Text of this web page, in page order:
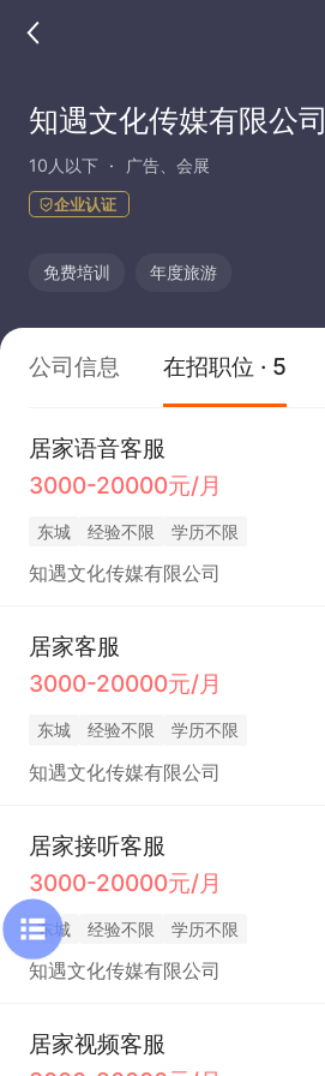
知遇文化传媒有限公司
10人以下 广告、会展
企业认证
免费培训 年度旅游
公司信息 在招职位 · 5
居家语音客服
3000-20000元/月
东城 经验不限 学历不限
知遇文化传媒有限公司
居家客服
3000-20000元/月
东城 经验不限 学历不限
知遇文化传媒有限公司
居家接听客服
3000-20000元/月
东城 经验不限 学历不限
知遇文化传媒有限公司
居家视频客服